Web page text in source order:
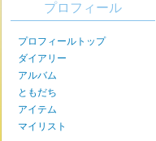
プロフィール
プロフィールトップ
ダイアリー
アルバム
ともだち
アイテム
マイリスト